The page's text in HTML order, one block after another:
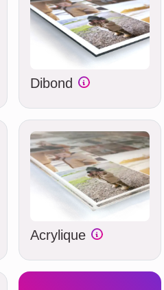
Dibond
Acrylique